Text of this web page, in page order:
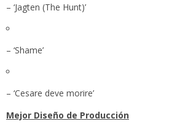
– ‘Jagten (The Hunt)’
– ‘Shame’
– ‘Cesare deve morire’
Mejor Diseño de Producción